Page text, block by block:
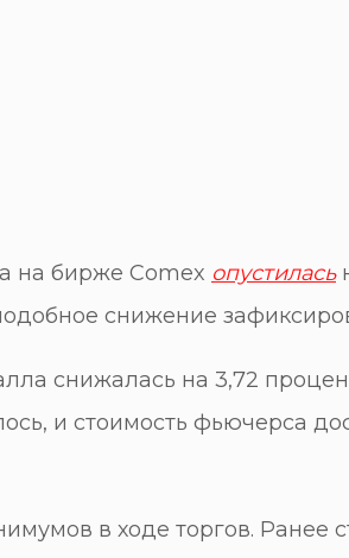
на бирже Comex опустилась
снижение
снижалась на 3,72
и стоимость фьючерса
в ходе торгов. Ранее